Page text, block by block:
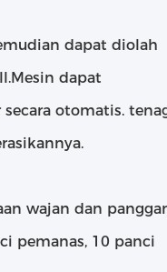
dapat diolah
dapat
otomatis.
wajan dan
pemanas, 10 panci